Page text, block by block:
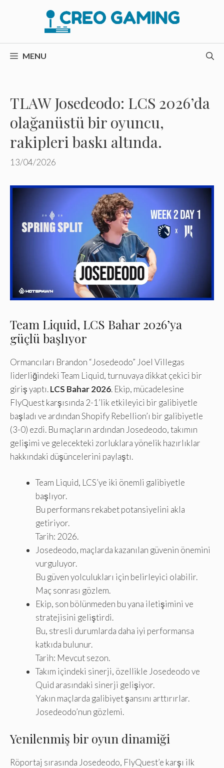
MENU
TLAW Josedeodo: LCS 2026’da
olağanüstü bir oyuncu,
rakipleri baskı altında.
13/04/2026
Team Liquid, LCS Bahar 2026’ya
güçlü başlıyor
Ormancıları Brandon “Josedeodo” Joel Villegas
liderliğindeki Team Liquid, turnuvaya dikkat çekici bir
giriş yaptı.LCS Bahar 2026. Ekip, mücadelesine
FlyQuest karşısında 2-1’lik etkileyici bir galibiyetle
başladı ve ardından Shopify Rebellion’ı bir galibiyetle
(3-0) ezdi. Bu maçların ardından Josedeodo, takımın
gelişimi ve gelecekteki zorluklara yönelik hazırlıklar
hakkındaki düşüncelerini paylaştı.
Team Liquid, LCS’ye iki önemli galibiyetle
başlıyor.
Bu performans rekabet potansiyelini akla
getiriyor.
Tarih: 2026.
Josedeodo, maçlarda kazanılan güvenin önemini
vurguluyor.
Bu güven yolculukları için belirleyici olabilir.
Maç sonrası gözlem.
Ekip, son bölünmeden bu yana iletişimini ve
stratejisini geliştirdi.
Bu, stresli durumlarda daha iyi performansa
katkıda bulunur.
Tarih: Mevcut sezon.
Takım içindeki sinerji, özellikle Josedeodo ve
Quid arasındaki sinerji gelişiyor.
Yakın maçlarda galibiyet şansını arttırırlar.
Josedeodo’nun gözlemi.
Yenilenmiş bir oyun dinamiği
Röportaj sırasında Josedeodo, FlyQuest’e karşı ilk